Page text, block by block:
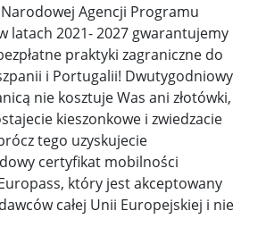
Agencji Programu
latach 2021- 2027 gwarantujemy
praktyki zagraniczne do
i Portugalii! Dwutygodniowy
nie kosztuje Was ani złotówki,
kieszonkowe i zwiedzacie
tego uzyskujecie
certyfikat mobilności
który jest akceptowany
całej Unii Europejskiej i nie